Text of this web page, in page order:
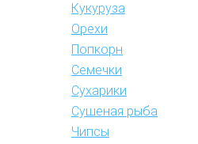
Кукуруза
Орехи
Попкорн
Семечки
Сухарики
Сушеная рыба
Чипсы